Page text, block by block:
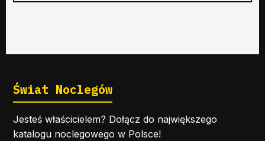
Świat Noclegów
Jesteś właścicielem? Dołącz do największego
katalogu noclegowego w Polsce!